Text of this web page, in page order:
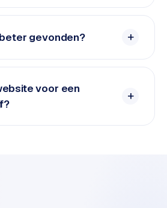
gevonden?
voor een